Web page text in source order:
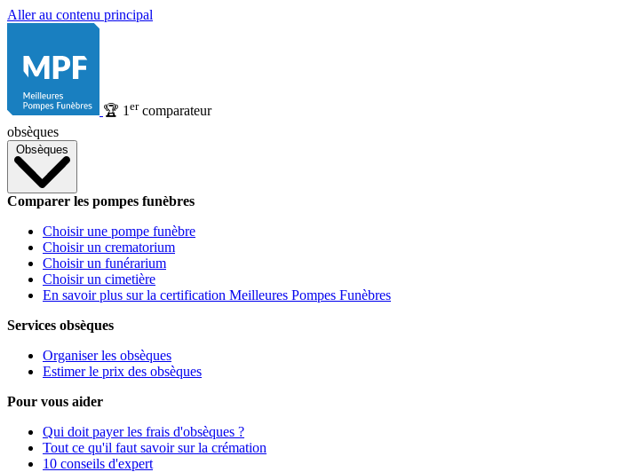
Aller au contenu principal
🏆 1 ercomparateur
obsèques
Obsèques
Comparer les pompes funèbres
Choisir une pompe funèbre
Choisir un crematorium
Choisir un funérarium
Choisir un cimetière
En savoir plus sur la certification Meilleures Pompes Funèbres
Services obsèques
Organiser les obsèques
Estimer le prix des obsèques
Pour vous aider
Qui doit payer les frais d'obsèques ?
Tout ce qu'il faut savoir sur la crémation
10 conseils d'expert